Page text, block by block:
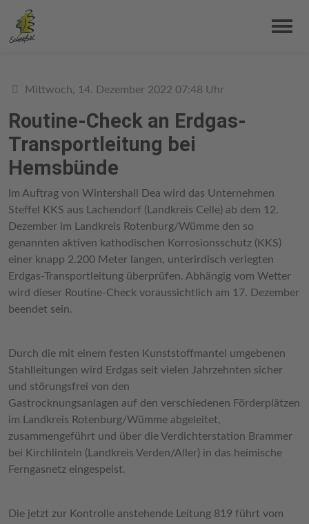
DetailsMittwoch, 14. Dezember 2022 07:48 Uhr
Routine-Check an Erdgas-
Transportleitung bei
Hemsbünde
Im Auftrag von Wintershall Dea wird das Unternehmen
Steffel KKS aus Lachendorf (Landkreis Celle) ab dem 12.
Dezember im Landkreis Rotenburg/Wümme den so
genannten aktiven kathodischen Korrosionsschutz (KKS)
einer knapp 2.200 Meter langen, unterirdisch verlegten
Erdgas-Transportleitung überprüfen. Abhängig vom Wetter
wird dieser Routine-Check voraussichtlich am 17. Dezember
beendet sein.
Durch die mit einem festen Kunststoffmantel umgebenen
Stahlleitungen wird Erdgas seit vielen Jahrzehnten sicher
und störungsfrei von den
Gastrocknungsanlagen auf den verschiedenen Förderplätzen
im Landkreis Rotenburg/Wümme abgeleitet,
zusammengeführt und über die Verdichterstation Brammer
bei Kirchlinteln (Landkreis Verden/Aller) in das heimische
Ferngasnetz eingespeist.
Die jetzt zur Kontrolle anstehende Leitung 819 führt vom